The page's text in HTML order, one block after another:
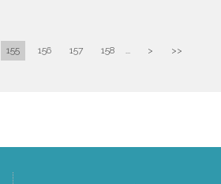
155 156 157 158 ... > >>